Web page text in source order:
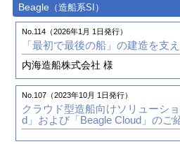
No.79（2015年10月 1日発行）
世界初、新型ケミカルタンカー
る業務のシステム化や「管ナビ（
装設計者の人材育成を目指す
株式会社臼杵造船所 様
No.73（2014年4月 1日発行）
3次元艤装設計システム （仮称）
No.98（2020年10月15日発行）
造船業界の近未来のソリューシ
No.90（2018年7月 1日発行）
3次元艤装設計システム「管ナビ
次元化を図る
株式会社 臼杵造船所 様
Beagle （造船系SI）
No.114（2026年1月 1日発行）
「最初で最後の船」の建造を支
内海造船株式会社 様
No.107（2023年10月 1日発行）
クラウド型造船向けソリューシ
d」および「Beagle Cloud」のご